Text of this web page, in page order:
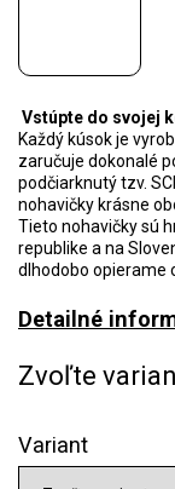
Zvoľte
Variant
Vstúpte do svojej
Každý kúsok je
zaručuje dokonalé
podčiarknutý tzv.
nohavičky krásne
Tieto nohavičky sú
republike a na
dlhodobo opierame
Detailné